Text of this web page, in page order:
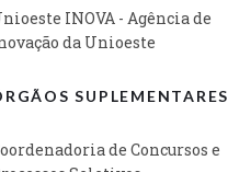
INOVA - Agência de
da Unioeste
SUPLEMENTARES
de Concursos e